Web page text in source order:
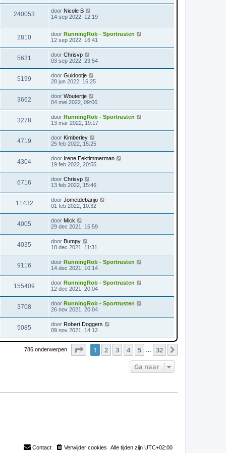
240053 door Nicole B
14 sep 2022, 12:19
2810 door RunningRob - Sportrusten
12 sep 2022, 16:41
5631 door Chrisvp
03 sep 2022, 23:54
5199 door Guidootje
28 jun 2022, 16:25
3662 door Woutertje
04 mei 2022, 09:06
3278 door RunningRob - Sportrusten
13 mar 2022, 19:17
4719 door Kimberley
25 feb 2022, 15:25
4304 door Irene Eektimmerman
19 feb 2022, 20:55
6716 door Chrisvp
13 feb 2022, 15:46
11432 door Jometdebanjo
01 feb 2022, 10:32
4005 door Mick
29 dec 2021, 15:59
4035 door Bumpy
18 dec 2021, 11:31
9116 door RunningRob - Sportrusten
14 dec 2021, 10:14
155409 door RunningRob - Sportrusten
12 dec 2021, 20:04
3708 door RunningRob - Sportrusten
26 nov 2021, 20:04
5085 door Robert Doggers
09 nov 2021, 14:12
786 onderwerpen Pagina1 van 32
1 2 3 4 5 32
Ga naar
Alle tijden zijn UTC+02:00
Verwijder cookies
Contact